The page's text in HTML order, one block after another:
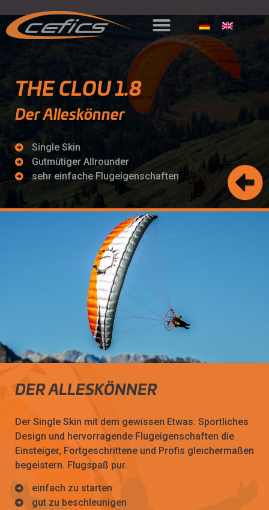
The Clou 1.8
THE CLOU 1.8
Der Alleskönner
Single Skin
Gutmütiger Allrounder
sehr einfache Flugeigenschaften
DER ALLESKÖNNER
Der Single Skin mit dem gewissen Etwas. Sportliches
Design und hervorragende Flugeigenschaften die
Einsteiger, Fortgeschrittene und Profis gleichermaßen
begeistern. Flugspaß pur.
einfach zu starten
gut zu beschleunigen